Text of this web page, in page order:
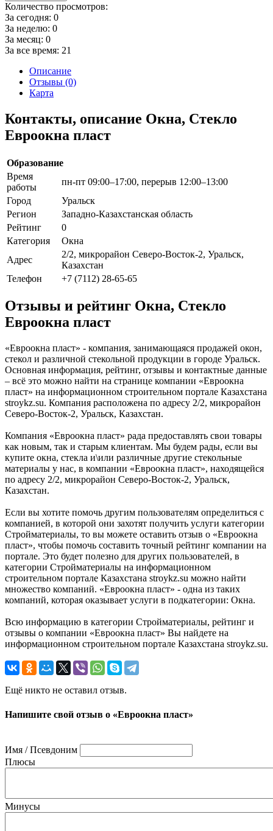
Количество просмотров:
За сегодня: 0
За неделю: 0
За месяц: 0
За все время: 21
Описание
Отзывы (0)
Карта
Контакты, описание Окна, Стекло
Евроокна пласт
Образование
Время
работы
пн-пт 09:00–17:00, перерыв 12:00–13:00
Город
Уральск
Регион
Западно-Казахстанская область
Рейтинг
0
Категория
Окна
Адрес
2/2, микрорайон Северо-Восток-2, Уральск,
Казахстан
Телефон
+7 (7112) 28-65-65
Отзывы и рейтинг Окна, Стекло
Евроокна пласт
«Евроокна пласт» - компания, занимающаяся продажей окон,
стекол и различной стекольной продукции в городе Уральск.
Основная информация, рейтинг, отзывы и контактные данные
– всё это можно найти на странице компании «Евроокна
пласт» на информационном строительном портале Казахстана
stroykz.su. Компания расположена по адресу 2/2, микрорайон
Северо-Восток-2, Уральск, Казахстан.
Компания «Евроокна пласт» рада предоставлять свои товары
как новым, так и старым клиентам. Мы будем рады, если вы
купите окна, стекла и\или различные другие стекольные
материалы у нас, в компании «Евроокна пласт», находящейся
по адресу 2/2, микрорайон Северо-Восток-2, Уральск,
Казахстан.
Если вы хотите помочь другим пользователям определиться с
компанией, в которой они захотят получить услуги категории
Стройматериалы, то вы можете оставить отзыв о «Евроокна
пласт», чтобы помочь составить точный рейтинг компании на
портале. Это будет полезно для других пользователей, в
категории Стройматериалы на информационном
строительном портале Казахстана stroykz.su можно найти
множество компаний. «Евроокна пласт» - одна из таких
компаний, которая оказывает услуги в подкатегории: Окна.
Всю информацию в категории Стройматериалы, рейтинг и
отзывы о компании «Евроокна пласт» Вы найдете на
информационном строительном портале Казахстана stroykz.su.
Ещё никто не оставил отзыв.
Напишите свой отзыв о «Евроокна пласт»
Имя / Псевдоним
Плюсы
Минусы